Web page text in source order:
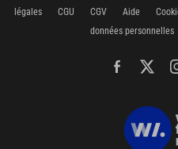
légales
CGU CGV Aide
données personnelles